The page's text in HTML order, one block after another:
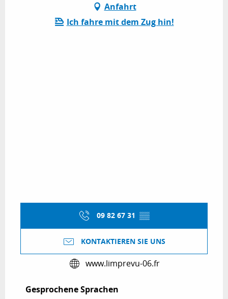
Anfahrt
Ich fahre mit dem Zug hin!
09 82 67 31 ▒▒
KONTAKTIEREN SIE UNS
www.limprevu-06.fr
Gesprochene Sprachen
Gesprochene Sprachen